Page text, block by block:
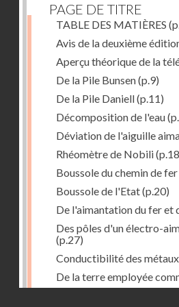
PAGE DE TITRE
TABLE DES MATIÈRES
Avis de la deuxième
Aperçu théorique de la
De la Pile Bunsen(p.9)
De la Pile Daniell(p.11)
Décomposition de l'eau
Déviation de l'aiguille
Rhéomètre de Nobili
Boussole du chemin de fer
Boussole de l'Etat(p.20)
De l'aimantation du fer et
Des pôles d'un électro-
(p.27)
Conductibilité des métaux
De la terre employée